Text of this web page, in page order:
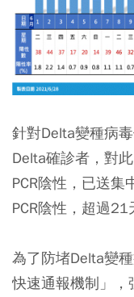
針對Delta變種病
Delta確診者，對
PCR陰性，已送
PCR陰性，超過21
為了防堵Delta變
快速通報機制」